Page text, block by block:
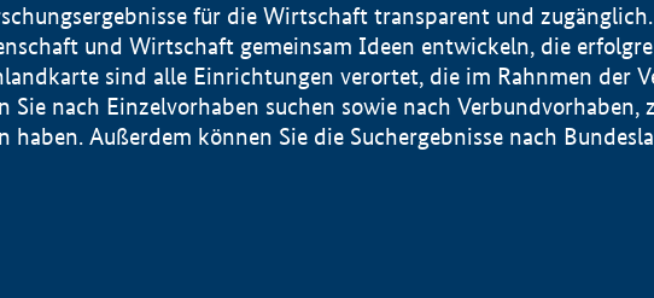
für die Wirtschaft transparent und
und Wirtschaft gemeinsam Ideen entwickeln, die
sind alle Einrichtungen verortet, die im Rahnmen der
nach Einzelvorhaben suchen sowie nach Verbundvorhaben,
haben. Außerdem können Sie die Suchergebnisse nach